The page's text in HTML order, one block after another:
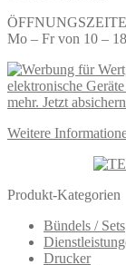
Mo – Fr von 10 –
Weitere
Produkt-Kategorien
Bündels / Sets
Drucker